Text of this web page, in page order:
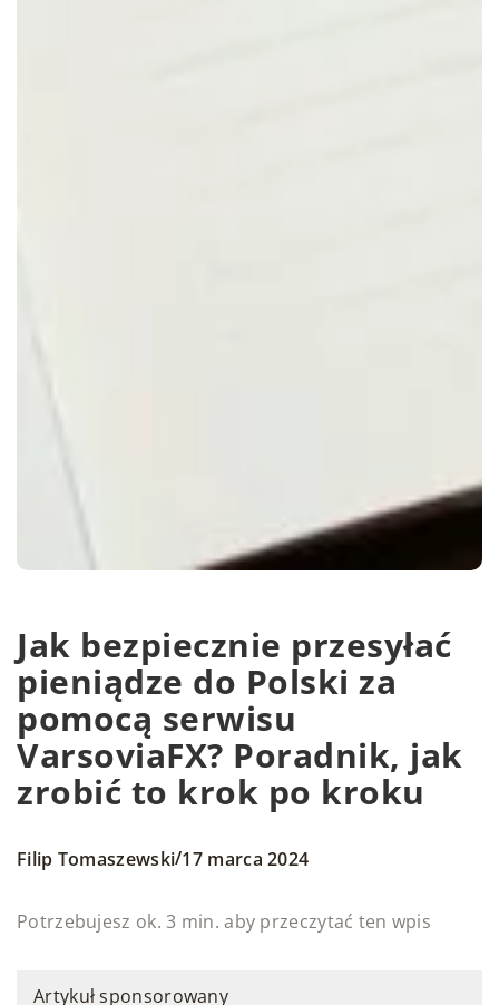
Jak bezpiecznie przesyłać
pieniądze do Polski za
pomocą serwisu
VarsoviaFX? Poradnik, jak
zrobić to krok po kroku
Filip Tomaszewski/17 marca 2024
Potrzebujesz ok. 3 min. aby przeczytać ten wpis
Artykuł sponsorowany